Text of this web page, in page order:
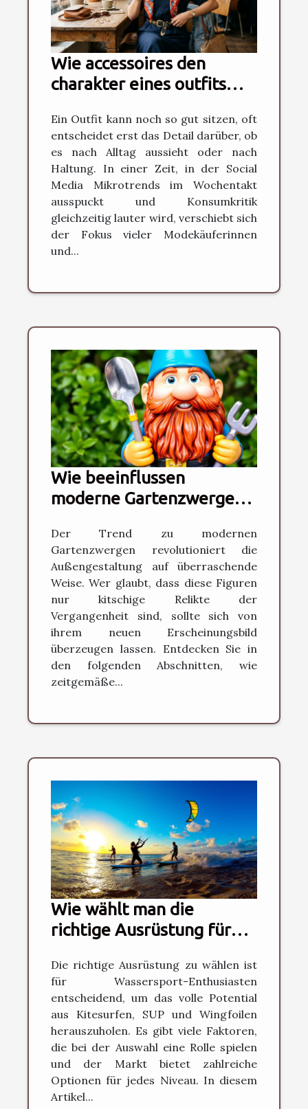
Wie accessoires den
charakter eines outfits
Ein Outfit kann noch so gut sitzen, oft
entscheidet erst das Detail darüber, ob
es nach Alltag aussieht oder nach
Haltung. In einer Zeit, in der Social
Media Mikrotrends im Wochentakt
ausspuckt und Konsumkritik
gleichzeitig lauter wird, verschiebt sich
der Fokus vieler Modekäuferinnen
und...
Wie beeinflussen
moderne Gartenzwerge
Der Trend zu modernen
Gartenzwergen revolutioniert die
Außengestaltung auf überraschende
Weise. Wer glaubt, dass diese Figuren
nur kitschige Relikte der
Vergangenheit sind, sollte sich von
ihrem neuen Erscheinungsbild
überzeugen lassen. Entdecken Sie in
den folgenden Abschnitten, wie
zeitgemäße...
Wie wählt man die
richtige Ausrüstung für
Wingfoilen?
Die richtige Ausrüstung zu wählen ist
für Wassersport-Enthusiasten
entscheidend, um das volle Potential
aus Kitesurfen, SUP und Wingfoilen
herauszuholen. Es gibt viele Faktoren,
die bei der Auswahl eine Rolle spielen
und der Markt bietet zahlreiche
Optionen für jedes Niveau. In diesem
Artikel...